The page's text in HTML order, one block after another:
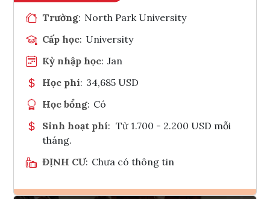
Trường: North Park University
Cấp học: University
Kỳ nhập học: Jan
Học phí: 34,685 USD
Học bổng: Có
Sinh hoạt phí: Từ 1.700 - 2.200 USD mỗi
tháng.
ĐỊNH CƯ: Chưa có thông tin